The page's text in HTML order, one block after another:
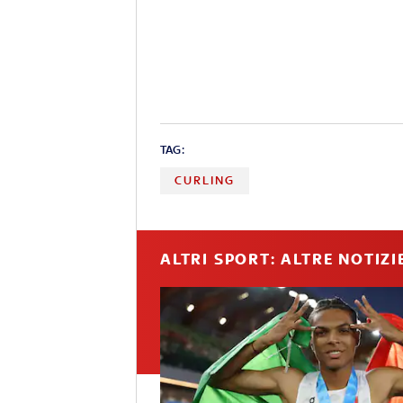
TAG:
CURLING
ALTRI SPORT: ALTRE